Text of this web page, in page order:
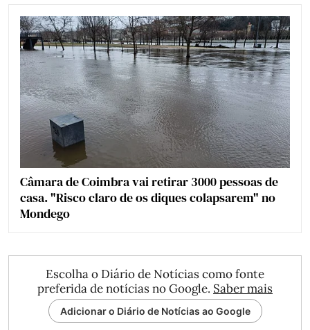
Câmara de Coimbra vai retirar 3000 pessoas de
casa. "Risco claro de os diques colapsarem" no
Mondego
Escolha o Diário de Notícias como fonte
preferida de notícias no Google. Saber mais
Adicionar o Diário de Notícias ao Google